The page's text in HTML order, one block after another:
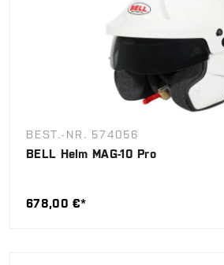
BEST.-NR. 574056
BELL Helm MAG-10 Pro
678,00 €*